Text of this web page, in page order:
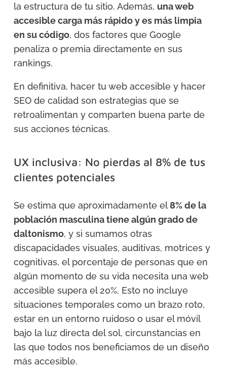
la estructura de tu sitio. Además, una web
accesible carga más rápido y es más limpia
en su código, dos factores que Google
penaliza o premia directamente en sus
rankings.
En definitiva, hacer tu web accesible y hacer
SEO de calidad son estrategias que se
retroalimentan y comparten buena parte de
sus acciones técnicas.
UX inclusiva: No pierdas al 8% de tus
clientes potenciales
Se estima que aproximadamente el8% de la
población masculina tiene algún grado de
daltonismo, y si sumamos otras
discapacidades visuales, auditivas, motrices y
cognitivas, el porcentaje de personas que en
algún momento de su vida necesita una web
accesible supera el 20%. Esto no incluye
situaciones temporales como un brazo roto,
estar en un entorno ruidoso o usar el móvil
bajo la luz directa del sol, circunstancias en
las que todos nos beneficiamos de un diseño
más accesible.